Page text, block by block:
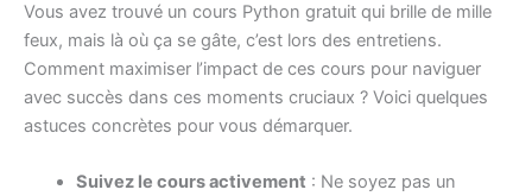
Vous avez trouvé un cours Python gratuit qui brille de mille
feux, mais là où ça se gâte, c’est lors des entretiens.
Comment maximiser l’impact de ces cours pour naviguer
avec succès dans ces moments cruciaux ? Voici quelques
astuces concrètes pour vous démarquer.
Suivez le cours activement : Ne soyez pas un